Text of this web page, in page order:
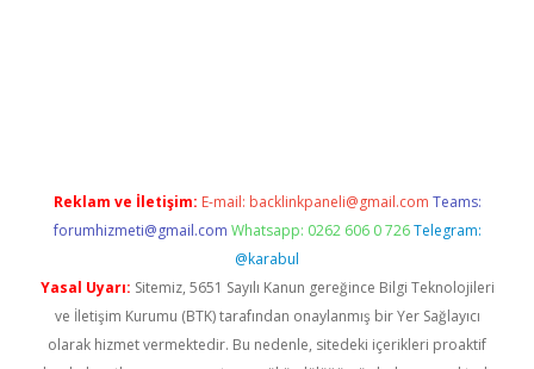
Reklam ve İletişim: E-mail: backlinkpaneli@gmail.com Teams:
forumhizmeti@gmail.com Whatsapp: 0262 606 0 726 Telegram:
@karabul
Yasal Uyarı: Sitemiz, 5651 Sayılı Kanun gereğince Bilgi Teknolojileri
ve İletişim Kurumu (BTK) tarafından onaylanmış bir Yer Sağlayıcı
olarak hizmet vermektedir. Bu nedenle, sitedeki içerikleri proaktif